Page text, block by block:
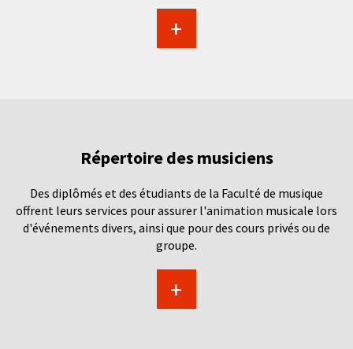
+
Répertoire des musiciens
Des diplômés et des étudiants de la Faculté de musique
offrent leurs services pour assurer l'animation musicale lors
d'événements divers, ainsi que pour des cours privés ou de
groupe.
+